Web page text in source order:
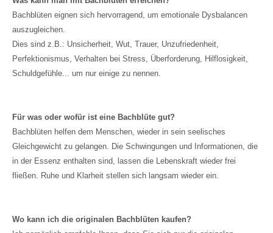
Bachblüten eignen sich hervorragend, um emotionale Dysbalancen
auszugleichen.
Dies sind z.B.: Unsicherheit, Wut, Trauer, Unzufriedenheit,
Perfektionismus, Verhalten bei Stress, Überforderung, Hilflosigkeit,
Schuldgefühle... um nur einige zu nennen.
Für was oder wofür ist eine Bachblüte gut?
Bachblüten helfen dem Menschen, wieder in sein seelisches
Gleichgewicht zu gelangen. Die Schwingungen und Informationen, die
in der Essenz enthalten sind, lassen die Lebenskraft wieder frei
fließen. Ruhe und Klarheit stellen sich langsam wieder ein.
Wo kann ich die originalen Bachblüten kaufen?